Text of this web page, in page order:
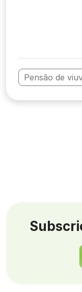
Pensão de